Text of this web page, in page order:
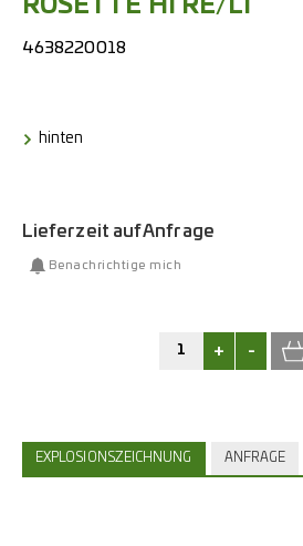
ROSETTE HI RE/LI
4638220018
hinten
Lieferzeit auf Anfrage
Benachrichtige mich
+ -
EXPLOSIONSZEICHNUNG ANFRAGE